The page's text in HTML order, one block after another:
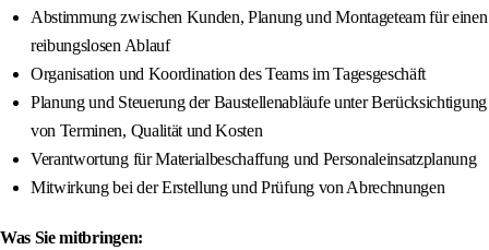
Abstimmung zwischen Kunden, Planung und Montageteam für einen
reibungslosen Ablauf
Organisation und Koordination des Teams im Tagesgeschäft
Planung und Steuerung der Baustellenabläufe unter Berücksichtigung
von Terminen, Qualität und Kosten
Verantwortung für Materialbeschaffung und Personaleinsatzplanung
Mitwirkung bei der Erstellung und Prüfung von Abrechnungen
Was Sie mitbringen: